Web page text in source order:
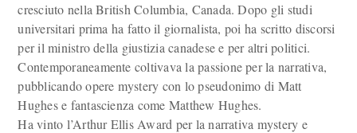
cresciuto nella British Columbia, Canada. Dopo gli studi
universitari prima ha fatto il giornalista, poi ha scritto discorsi
per il ministro della giustizia canadese e per altri politici.
Contemporaneamente coltivava la passione per la narrativa,
pubblicando opere mystery con lo pseudonimo di Matt
Hughes e fantascienza come Matthew Hughes.
Ha vinto l’Arthur Ellis Award per la narrativa mystery e